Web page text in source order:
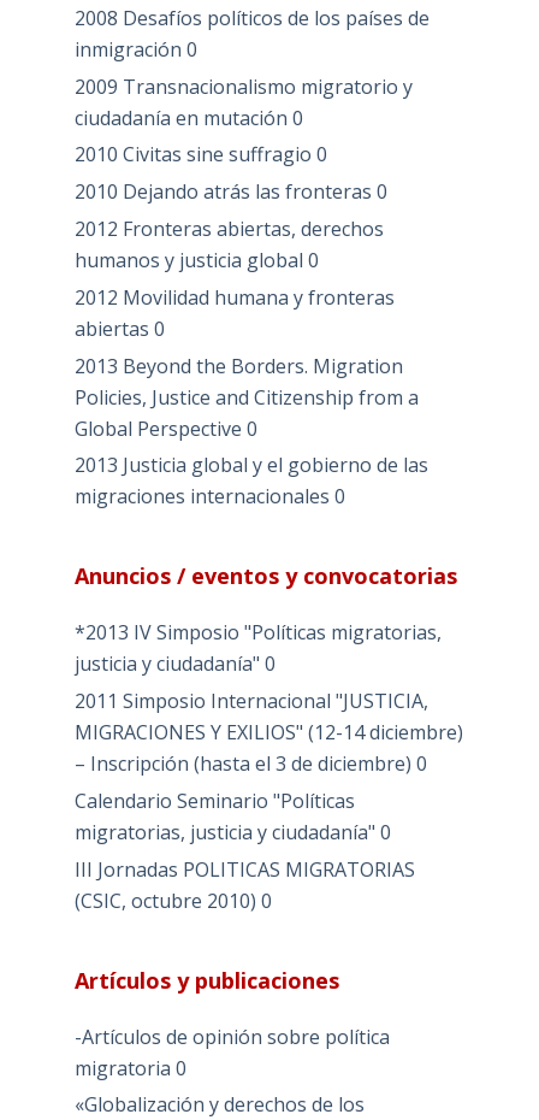
2008 Desafíos políticos de los países de
inmigración 0
2009 Transnacionalismo migratorio y
ciudadanía en mutación 0
2010 Civitas sine suffragio 0
2010 Dejando atrás las fronteras 0
2012 Fronteras abiertas, derechos
humanos y justicia global 0
2012 Movilidad humana y fronteras
abiertas 0
2013 Beyond the Borders. Migration
Policies, Justice and Citizenship from a
Global Perspective 0
2013 Justicia global y el gobierno de las
migraciones internacionales 0
Anuncios / eventos y convocatorias
*2013 IV Simposio "Políticas migratorias,
justicia y ciudadanía" 0
2011 Simposio Internacional "JUSTICIA,
MIGRACIONES Y EXILIOS" (12-14 diciembre)
– Inscripción (hasta el 3 de diciembre) 0
Calendario Seminario "Políticas
migratorias, justicia y ciudadanía" 0
III Jornadas POLITICAS MIGRATORIAS
(CSIC, octubre 2010) 0
Artículos y publicaciones
-Artículos de opinión sobre política
migratoria 0
«Globalización y derechos de los